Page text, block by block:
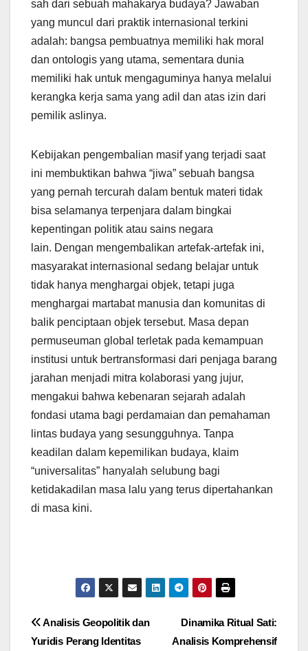
sah dari sebuah mahakarya budaya? Jawaban
yang muncul dari praktik internasional terkini
adalah: bangsa pembuatnya memiliki hak moral
dan ontologis yang utama, sementara dunia
memiliki hak untuk mengaguminya hanya melalui
kerangka kerja sama yang adil dan atas izin dari
pemilik aslinya.
Kebijakan pengembalian masif yang terjadi saat
ini membuktikan bahwa “jiwa” sebuah bangsa
yang pernah tercurah dalam bentuk materi tidak
bisa selamanya terpenjara dalam bingkai
kepentingan politik atau sains negara
lain. Dengan mengembalikan artefak-artefak ini,
masyarakat internasional sedang belajar untuk
tidak hanya menghargai objek, tetapi juga
menghargai martabat manusia dan komunitas di
balik penciptaan objek tersebut. Masa depan
permuseuman global terletak pada kemampuan
institusi untuk bertransformasi dari penjaga barang
jarahan menjadi mitra kolaborasi yang jujur,
mengakui bahwa kebenaran sejarah adalah
fondasi utama bagi perdamaian dan pemahaman
lintas budaya yang sesungguhnya. Tanpa
keadilan dalam kepemilikan budaya, klaim
“universalitas” hanyalah selubung bagi
ketidakadilan masa lalu yang terus dipertahankan
di masa kini.
Navigasi
Dinamika Ritual Sati:
Analisis Komprehensif
Analisis Geopolitik dan
Yuridis Perang Identitas